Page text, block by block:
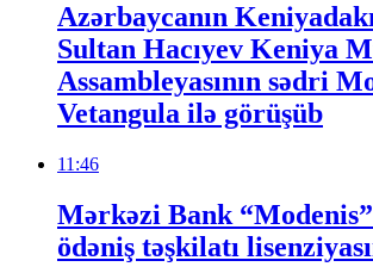
Azərbaycanın
Sultan Hacıyev Keniya
Assambleyasının sədri
Vetangula ilə görüşüb
11:46
Mərkəzi Bank
ödəniş təşkilatı